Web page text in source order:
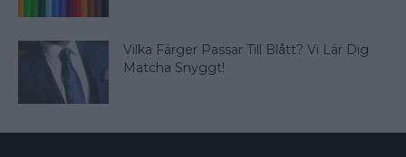
Vilka Färger Passar Till Blått? Vi Lär Dig
Matcha Snyggt!